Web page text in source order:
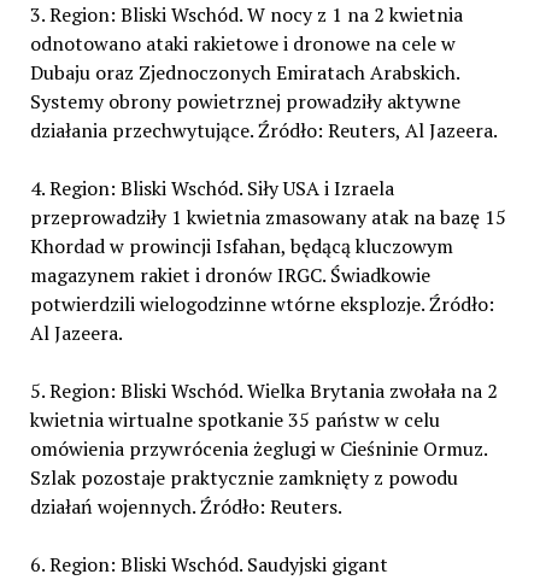
3. Region: Bliski Wschód. W nocy z 1 na 2 kwietnia
odnotowano ataki rakietowe i dronowe na cele w
Dubaju oraz Zjednoczonych Emiratach Arabskich.
Systemy obrony powietrznej prowadziły aktywne
działania przechwytujące. Źródło: Reuters, Al Jazeera.
4. Region: Bliski Wschód. Siły USA i Izraela
przeprowadziły 1 kwietnia zmasowany atak na bazę 15
Khordad w prowincji Isfahan, będącą kluczowym
magazynem rakiet i dronów IRGC. Świadkowie
potwierdzili wielogodzinne wtórne eksplozje. Źródło:
Al Jazeera.
5. Region: Bliski Wschód. Wielka Brytania zwołała na 2
kwietnia wirtualne spotkanie 35 państw w celu
omówienia przywrócenia żeglugi w Cieśninie Ormuz.
Szlak pozostaje praktycznie zamknięty z powodu
działań wojennych. Źródło: Reuters.
6. Region: Bliski Wschód. Saudyjski gigant